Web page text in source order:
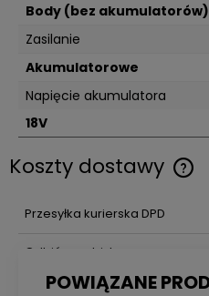
Body (bez akumulatorów)
Zasilanie
Akumulatorowe
Napięcie akumulatora
18V
Koszty dostawy
Cena nie zawiera
Przesyłka kurierska DPD
Odbiór osobisty
POWIĄZANE